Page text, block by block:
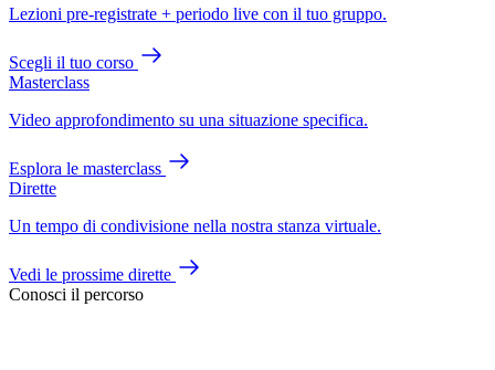
Lezioni pre-registrate + periodo live con il tuo gruppo.
Scegli il tuo corso
Masterclass
Video approfondimento su una situazione specifica.
Esplora le masterclass
Dirette
Un tempo di condivisione nella nostra stanza virtuale.
Vedi le prossime dirette
Conosci il percorso